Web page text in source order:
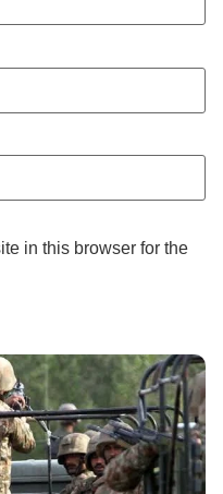
in this browser for the